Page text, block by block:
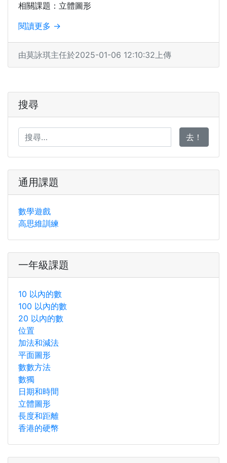
相關課題：立體圖形
閱讀更多 →
由莫詠琪主任於2025-01-06 12:10:32上傳
搜尋
去！
通用課題
數學遊戲
高思維訓練
一年級課題
10 以內的數
100 以內的數
20 以內的數
位置
加法和減法
平面圖形
數數方法
數獨
日期和時間
立體圖形
長度和距離
香港的硬幣